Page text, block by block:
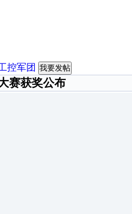
控军团 我要发帖
赛获奖公布